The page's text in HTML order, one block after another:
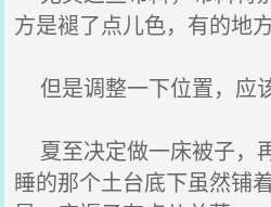
方是褪了点儿色，有的地
但是调整一下位置，应
夏至决定做一床被子，
睡的那个土台底下虽然铺